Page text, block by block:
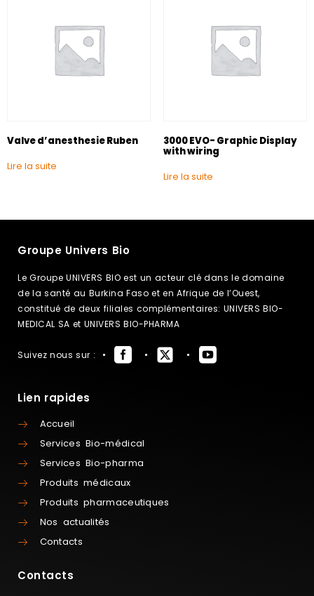
Valve d’anesthesie Ruben
Lire la suite
3000 EVO- Graphic Display
with wiring
Lire la suite
Groupe Univers Bio
Le Groupe UNIVERS BIO est un acteur clé dans le domaine
de la santé au Burkina Faso et en Afrique de l’Ouest,
constitué de deux filiales complémentaires: UNIVERS BIO-
MEDICAL SA et UNIVERS BIO-PHARMA
Suivez nous sur :
Lien rapides
Accueil
Services Bio-médical
Services Bio-pharma
Produits médicaux
Produits pharmaceutiques
Nos actualités
Contacts
Contacts